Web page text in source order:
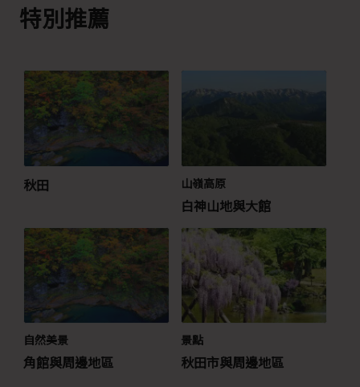
特別推薦
秋田 山嶺高原
白神山地與大館
自然美景
角館與周邊地區
景點
秋田市與周邊地區